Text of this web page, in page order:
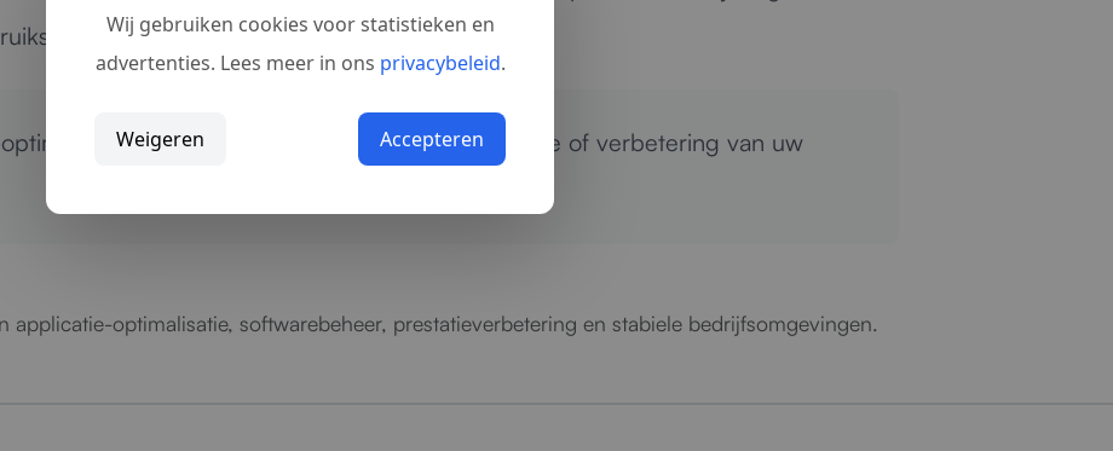
en een betrouwbare werking.
Neem contact op
voor directe analyse of verbetering van uw
applicatie-optimalisatie, softwarebeheer, prestatieverbetering en stabiele bedrijfsomgevingen.
Wij gebruiken cookies voor statistieken en
advertenties. Lees meer in ons privacybeleid.
Weigeren Accepteren